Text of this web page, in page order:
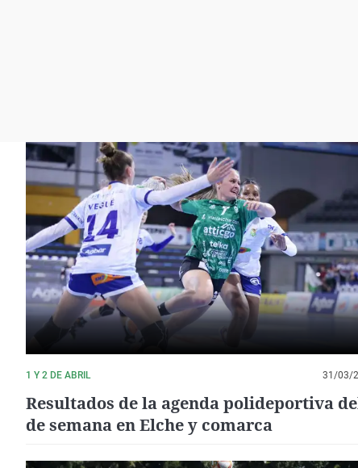
1 Y 2 DE ABRIL 31/03/
Resultados de la agenda polideportiva
de semana en Elche y comarca